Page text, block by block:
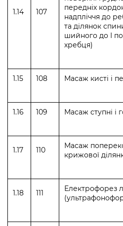
1.14 107
передніх
надпліччя до
та ділянок
шийного до І
хребця)
1.15 108 Масаж кисті і
1.16 109 Масаж ступні і
1.17 110
Масаж
крижової
1.18 111
Електрофорез